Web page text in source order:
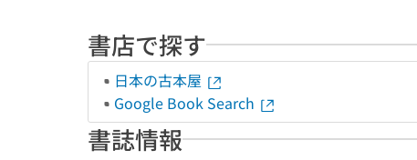
書店で探す
日本の古本屋
Google Book Search
書誌情報